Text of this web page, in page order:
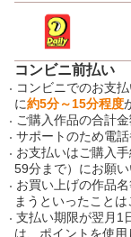
コンビニ前払い
コンビニでのお支
に約5分～15分程度
ご購入作品の合計
サポートのため電
お支払いはご購入
59分まで）にお願い
お買い上げの作品
まうといったこと
支払い期限が翌月1
は、ポイントを使